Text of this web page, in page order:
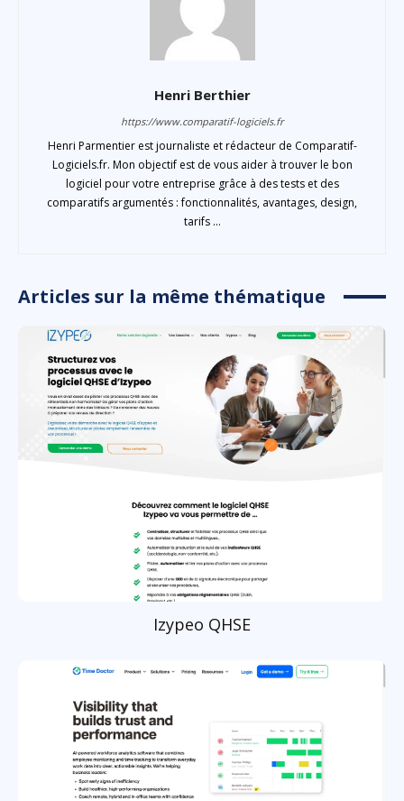
Henri Berthier
https://www.comparatif-logiciels.fr
Henri Parmentier est journaliste et rédacteur de Comparatif-
Logiciels.fr. Mon objectif est de vous aider à trouver le bon
logiciel pour votre entreprise grâce à des tests et des
comparatifs argumentés : fonctionnalités, avantages, design,
tarifs ...
Articles sur la même thématique
Izypeo QHSE